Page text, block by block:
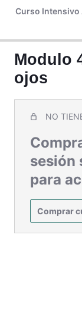
Curso
Aplicación de
dudas
Dossier
Facechart
Bono 1. Guía de
Bono 2. Guía
Bono 3.
Modulo
ojos
NO
sesión
para
Comprar